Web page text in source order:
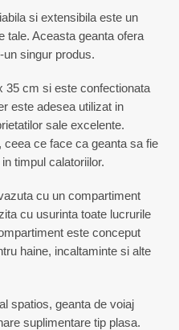
si extensibila este un
tale. Aceasta geanta ofera
singur produs.
35 cm si este confectionata
este adesea utilizat in
sale excelente.
ceea ce face ca geanta sa fie
timpul calatoriilor.
cu un compartiment
cu usurinta toate lucrurile
este conceput
haine, incaltaminte si alte
spatios, geanta de voiaj
suplimentare tip plasa.